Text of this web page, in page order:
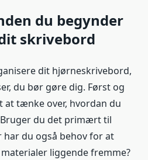
du begynder
skrivebord
dit hjørneskrivebord,
du bør gøre dig. Først og
tænke over, hvordan du
du det primært til
du også behov for at
liggende fremme?